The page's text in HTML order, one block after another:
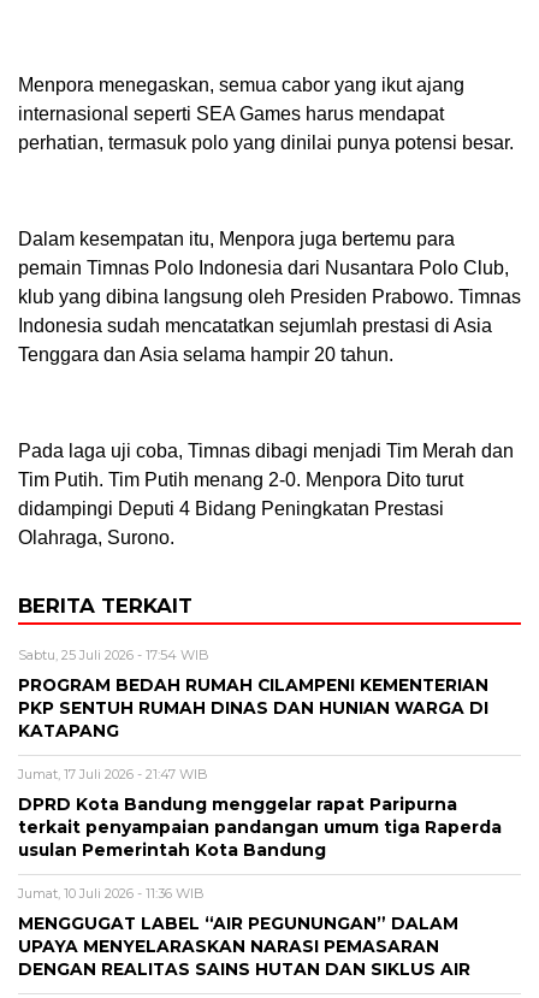
Menpora menegaskan, semua cabor yang ikut ajang
internasional seperti SEA Games harus mendapat
perhatian, termasuk polo yang dinilai punya potensi besar.
Dalam kesempatan itu, Menpora juga bertemu para
pemain Timnas Polo Indonesia dari Nusantara Polo Club,
klub yang dibina langsung oleh Presiden Prabowo. Timnas
Indonesia sudah mencatatkan sejumlah prestasi di Asia
Tenggara dan Asia selama hampir 20 tahun.
Pada laga uji coba, Timnas dibagi menjadi Tim Merah dan
Tim Putih. Tim Putih menang 2-0. Menpora Dito turut
didampingi Deputi 4 Bidang Peningkatan Prestasi
Olahraga, Surono.
BERITA TERKAIT
Sabtu, 25 Juli 2026 - 17:54 WIB
PROGRAM BEDAH RUMAH CILAMPENI KEMENTERIAN
PKP SENTUH RUMAH DINAS DAN HUNIAN WARGA DI
KATAPANG
Jumat, 17 Juli 2026 - 21:47 WIB
DPRD Kota Bandung menggelar rapat Paripurna
terkait penyampaian pandangan umum tiga Raperda
usulan Pemerintah Kota Bandung
Jumat, 10 Juli 2026 - 11:36 WIB
MENGGUGAT LABEL “AIR PEGUNUNGAN” DALAM
UPAYA MENYELARASKAN NARASI PEMASARAN
DENGAN REALITAS SAINS HUTAN DAN SIKLUS AIR